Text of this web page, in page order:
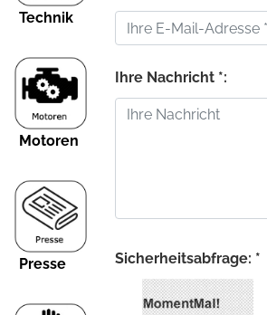
Technik
Motoren
Presse
Ihre Nachricht *:
Sicherheitsabfrage: *